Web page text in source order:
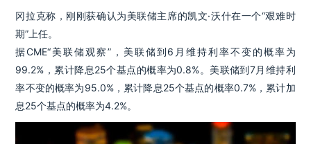
冈拉克称，刚刚获确认为美联储主席的凯文·沃什在一个“艰难时
期”上任。
据CME“美联储观察”，美联储到6月维持利率不变的概率为
99.2%，累计降息25个基点的概率为0.8%。美联储到7月维持利
率不变的概率为95.0%，累计降息25个基点的概率0.7%，累计加
息25个基点的概率为4.2%。